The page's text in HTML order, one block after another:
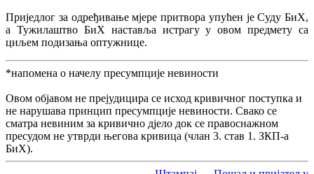
Приједлог за одређивање мјере притвора упућен је Суду БиХ,
а Тужилаштво БиХ наставља истрагу у овом предмету са
циљем подизања оптужнице.
*напомена о начелу пресумпције невиности
Овом објавом не прејудицира се исход кривичног поступка и
не нарушава принцип пресумпције невиности. Свако се
сматра невиним за кривично дјело док се правоснажном
пресудом не утврди његова кривица (члан 3. став 1. ЗКП-а
БиХ).